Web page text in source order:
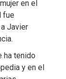
en el
fue
Javier
ha tenido
y en el